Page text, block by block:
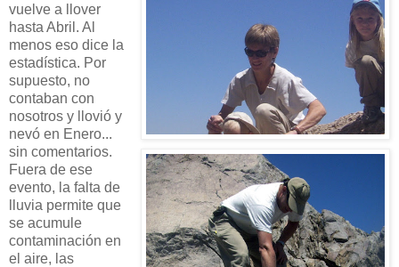
vuelve a llover
hasta Abril. Al
menos eso dice la
estadística. Por
supuesto, no
contaban con
nosotros y llovió y
nevó en Enero...
sin comentarios.
Fuera de ese
evento, la falta de
lluvia permite que
se acumule
contaminación en
el aire, las